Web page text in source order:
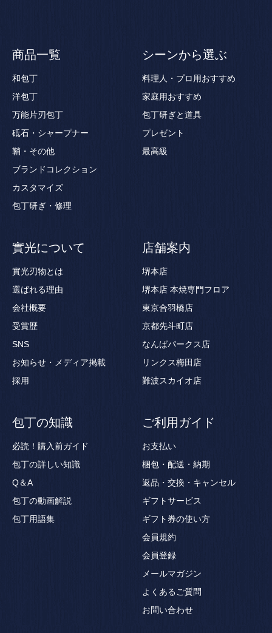
商品一覧
和包丁
洋包丁
万能片刃包丁
砥石・シャープナー
鞘・その他
ブランドコレクション
カスタマイズ
包丁研ぎ・修理
シーンから選ぶ
料理人・プロ用おすすめ
家庭用おすすめ
包丁研ぎと道具
プレゼント
最高級
實光について
實光刃物とは
選ばれる理由
会社概要
受賞歴
SNS
お知らせ・メディア掲載
採用
店舗案内
堺本店
堺本店 本焼専門フロア
東京合羽橋店
京都先斗町店
なんばパークス店
リンクス梅田店
難波スカイオ店
包丁の知識
必読！購入前ガイド
包丁の詳しい知識
Q＆A
包丁の動画解説
包丁用語集
ご利用ガイド
お支払い
梱包・配送・納期
返品・交換・キャンセル
ギフトサービス
ギフト券の使い方
会員規約
会員登録
メールマガジン
よくあるご質問
お問い合わせ